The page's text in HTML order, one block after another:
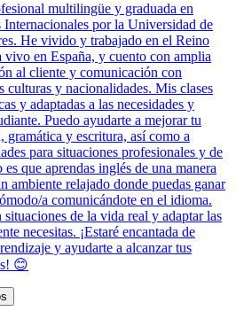
multilingüe y graduada en
por la Universidad de
He vivido y trabajado en el Reino
en España, y cuento con amplia
al cliente y comunicación con
culturas y nacionalidades. Mis clases
y adaptadas a las necesidades y
Puedo ayudarte a mejorar tu
gramática y escritura, así como a
para situaciones profesionales y de
que aprendas inglés de una manera
ambiente relajado donde puedas ganar
a comunicándote en el idioma.
de la vida real y adaptar las
necesitas. ¡Estaré encantada de
y ayudarte a alcanzar tus
😊